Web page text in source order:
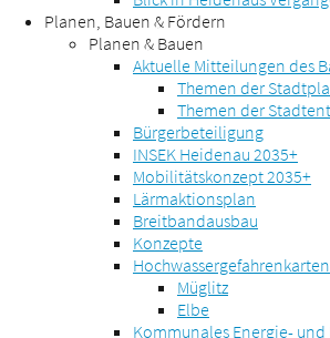
Planen, Bauen & Fördern
Planen & Bauen
Aktuelle Mitteilungen des
Themen der
Themen der
Bürgerbeteiligung
INSEK Heidenau 2035+
Mobilitätskonzept 2035+
Lärmaktionsplan
Breitbandausbau
Konzepte
Hochwassergefahrenkarten
Müglitz
Elbe
Kommunales Energie-